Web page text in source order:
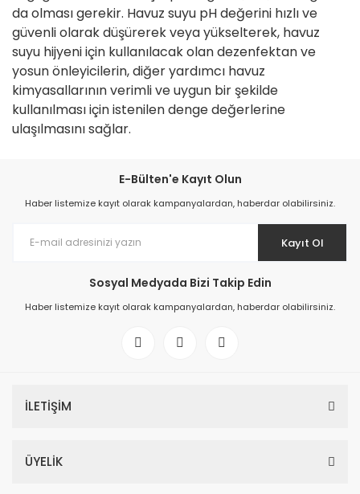
da olması gerekir. Havuz suyu pH değerini hızlı ve
güvenli olarak düşürerek veya yükselterek, havuz
suyu hijyeni için kullanılacak olan dezenfektan ve
yosun önleyicilerin, diğer yardımcı havuz
kimyasallarının verimli ve uygun bir şekilde
kullanılması için istenilen denge değerlerine
ulaşılmasını sağlar.
E-Bülten'e Kayıt Olun
Haber listemize kayıt olarak kampanyalardan, haberdar olabilirsiniz.
Kayıt Ol
Sosyal Medyada Bizi Takip Edin
Haber listemize kayıt olarak kampanyalardan, haberdar olabilirsiniz.
İLETİŞİM
ÜYELİK